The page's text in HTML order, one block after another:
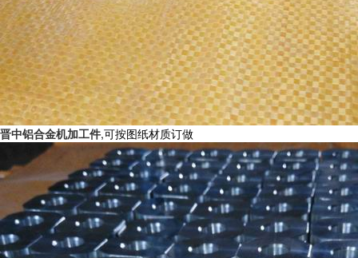
晋中铝合金机加工件,可按图纸材质订做